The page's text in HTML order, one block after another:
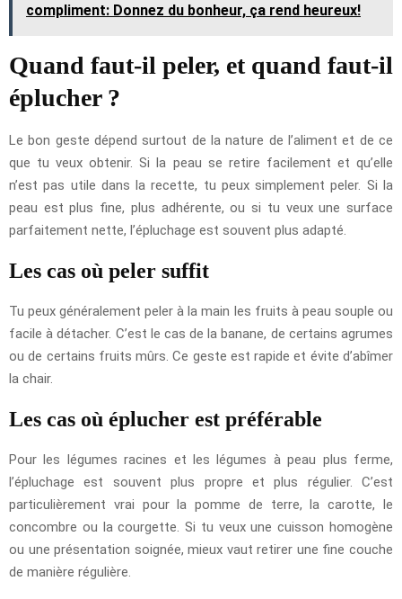
compliment: Donnez du bonheur, ça rend heureux!
Quand faut-il peler, et quand faut-il
éplucher ?
Le bon geste dépend surtout de la nature de l’aliment et de ce
que tu veux obtenir. Si la peau se retire facilement et qu’elle
n’est pas utile dans la recette, tu peux simplement peler. Si la
peau est plus fine, plus adhérente, ou si tu veux une surface
parfaitement nette, l’épluchage est souvent plus adapté.
Les cas où peler suffit
Tu peux généralement peler à la main les fruits à peau souple ou
facile à détacher. C’est le cas de la banane, de certains agrumes
ou de certains fruits mûrs. Ce geste est rapide et évite d’abîmer
la chair.
Les cas où éplucher est préférable
Pour les légumes racines et les légumes à peau plus ferme,
l’épluchage est souvent plus propre et plus régulier. C’est
particulièrement vrai pour la pomme de terre, la carotte, le
concombre ou la courgette. Si tu veux une cuisson homogène
ou une présentation soignée, mieux vaut retirer une fine couche
de manière régulière.